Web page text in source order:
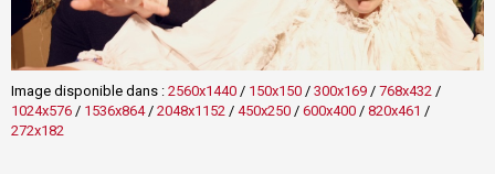
Image disponible dans : 2560x1440 / 150x150 / 300x169 / 768x432 /
1024x576 / 1536x864/ 2048x1152 / 450x250 / 600x400 / 820x461 /
272x182